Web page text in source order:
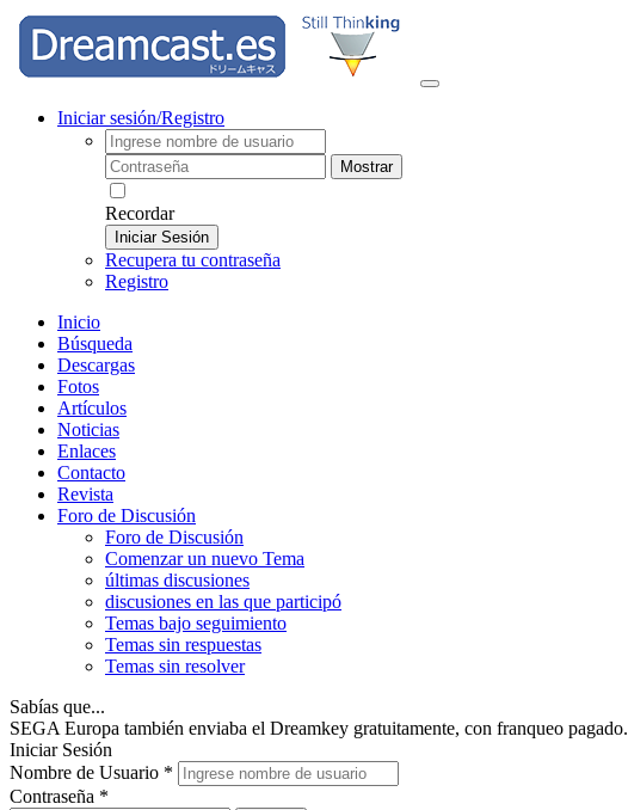
Iniciar sesión/Registro
Mostrar
Recordar
Iniciar Sesión
Recupera tu contraseña
Registro
Inicio
Búsqueda
Descargas
Fotos
Artículos
Noticias
Enlaces
Contacto
Revista
Foro de Discusión
Foro de Discusión
Comenzar un nuevo Tema
últimas discusiones
discusiones en las que participó
Temas bajo seguimiento
Temas sin respuestas
Temas sin resolver
Sabías que...
SEGA Europa también enviaba el Dreamkey gratuitamente, con franqueo pagado.
Iniciar Sesión
Nombre de Usuario *
Contraseña *